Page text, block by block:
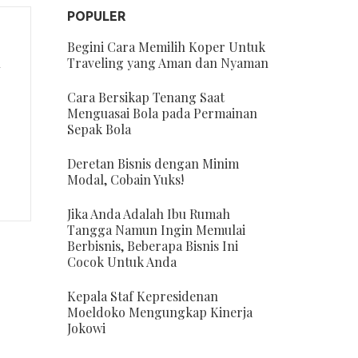
POPULER
Begini Cara Memilih Koper Untuk
Traveling yang Aman dan Nyaman
Cara Bersikap Tenang Saat
Menguasai Bola pada Permainan
Sepak Bola
Deretan Bisnis dengan Minim
Modal, Cobain Yuks!
Jika Anda Adalah Ibu Rumah
Tangga Namun Ingin Memulai
Berbisnis, Beberapa Bisnis Ini
Cocok Untuk Anda
Kepala Staf Kepresidenan
Moeldoko Mengungkap Kinerja
Jokowi